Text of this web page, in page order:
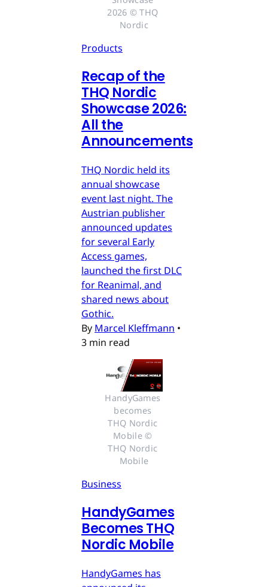
2026 © THQ
Nordic
Products
Recap of the
THQ Nordic
Showcase 2026:
All the
Announcements
THQ Nordic held its
annual showcase
event last night. The
Austrian publisher
announced updates
for several Early
Access games,
launched the first DLC
for Reanimal, and
shared news about
Gothic.
By Marcel Kleffmann •
3 min read
HandyGames
becomes
THQ Nordic
Mobile ©
THQ Nordic
Mobile
Business
HandyGames
Becomes THQ
Nordic Mobile
HandyGames has